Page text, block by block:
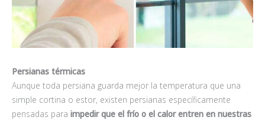
Persianas térmicas
Aunque toda persiana guarda mejor la temperatura que una
simple cortina o estor, existen persianas específicamente
pensadas para impedir que el frío o el calor entren en nuestras